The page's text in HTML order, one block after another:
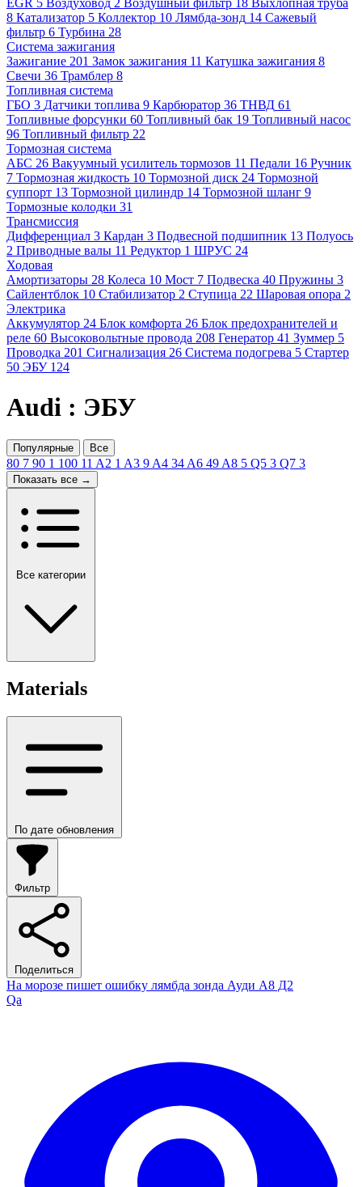
EGR 5 Воздуховод 2 Воздушный фильтр 18 Выхлопная труба
8 Катализатор 5 Коллектор 10 Лямбда-зонд 14 Сажевый
фильтр 6 Турбина 28
Система зажигания
Зажигание 201 Замок зажигания 11 Катушка зажигания 8
Свечи 36 Трамблер 8
Топливная система
ГБО 3 Датчики топлива 9 Карбюратор 36 ТНВД 61
Топливные форсунки 60 Топливный бак 19 Топливный насос
96 Топливный фильтр 22
Тормозная система
АБС 26 Вакуумный усилитель тормозов 11 Педали 16 Ручник
7 Тормозная жидкость 10 Тормозной диск 24 Тормозной
суппорт 13 Тормозной цилиндр 14 Тормозной шланг 9
Тормозные колодки 31
Трансмиссия
Дифференциал 3 Кардан 3 Подвесной подшипник 13 Полуось
2 Приводные валы 11 Редуктор 1 ШРУС 24
Ходовая
Амортизаторы 28 Колеса 10 Мост 7 Подвеска 40 Пружины 3
Сайлентблок 10 Стабилизатор 2 Ступица 22 Шаровая опора 2
Электрика
Аккумулятор 24 Блок комфорта 26 Блок предохранителей и
реле 60 Высоковольтные провода 208 Генератор 41 Зуммер 5
Проводка 201 Сигнализация 26 Система подогрева 5 Стартер
50 ЭБУ 124
Audi : ЭБУ
Популярные Все
80 7 90 1 100 11 A2 1 A3 9 A4 34 A6 49 A8 5 Q5 3 Q7 3
Показать все →
Все категории
Materials
По дате обновления
Фильтр
Поделиться
На морозе пишет ошибку лямбда зонда Ауди А8 Д2
Qa